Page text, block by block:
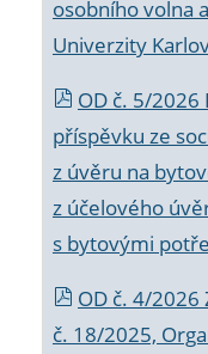
osobního volna
Univerzity
OD č. 5/
příspěvku ze
z úvěru na
z účelového
s bytovými
OD č. 4/
č. 18/2025,